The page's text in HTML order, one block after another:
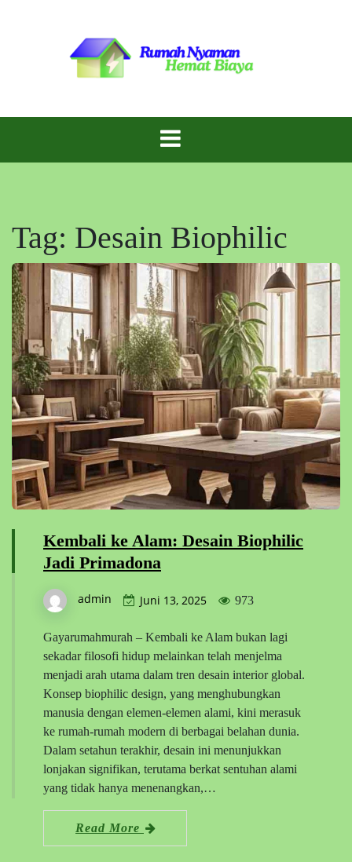
Gaya Rumah
Murah
Tag: Desain Biophilic
Kembali ke Alam: Desain Biophilic
Jadi Primadona
admin Juni 13, 2025 973
Gayarumahmurah – Kembali ke Alam bukan lagi
sekadar filosofi hidup melainkan telah menjelma
menjadi arah utama dalam tren desain interior global.
Konsep biophilic design, yang menghubungkan
manusia dengan elemen-elemen alami, kini merasuk
ke rumah-rumah modern di berbagai belahan dunia.
Dalam setahun terakhir, desain ini menunjukkan
lonjakan signifikan, terutama berkat sentuhan alami
yang tidak hanya menenangkan,…
Read More